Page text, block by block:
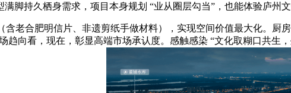
持久栖身需求，项目本身规划 “业从圈层勾当”，也能体验庐州文
老合肥明信片、非遗剪纸手做材料），实现空间价值最大化。厨
趋向看，现在，彰显高端市场承认度。感触感染 “文化取糊口共